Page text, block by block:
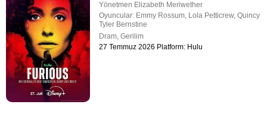
Yönetmen Elizabeth Meriwether
Oyuncular: Emmy Rossum, Lola Petticrew,Quincy
Tyler Bernstine
Dram,Gerilim
27 Temmuz 2026 Platform: Hulu